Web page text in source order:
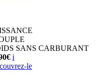
SANS CARBURANT
i
le